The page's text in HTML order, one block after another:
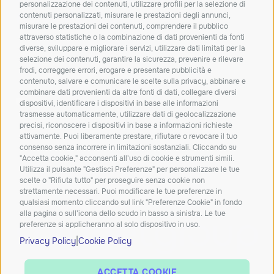
personalizzazione dei contenuti, utilizzare profili per la selezione di
contenuti personalizzati, misurare le prestazioni degli annunci,
misurare le prestazioni dei contenuti, comprendere il pubblico
attraverso statistiche o la combinazione di dati provenienti da fonti
diverse, sviluppare e migliorare i servizi, utilizzare dati limitati per la
selezione dei contenuti, garantire la sicurezza, prevenire e rilevare
frodi, correggere errori, erogare e presentare pubblicità e
contenuto, salvare e comunicare le scelte sulla privacy, abbinare e
combinare dati provenienti da altre fonti di dati, collegare diversi
dispositivi, identificare i dispositivi in base alle informazioni
trasmesse automaticamente, utilizzare dati di geolocalizzazione
precisi, riconoscere i dispositivi in base a informazioni richieste
attivamente. Puoi liberamente prestare, rifiutare o revocare il tuo
consenso senza incorrere in limitazioni sostanziali. Cliccando su
"Accetta cookie," acconsenti all'uso di cookie e strumenti simili.
Utilizza il pulsante "Gestisci Preferenze" per personalizzare le tue
scelte o "Rifiuta tutto" per proseguire senza cookie non
strettamente necessari. Puoi modificare le tue preferenze in
qualsiasi momento cliccando sul link "Preferenze Cookie" in fondo
alla pagina o sull'icona dello scudo in basso a sinistra. Le tue
preferenze si applicheranno al solo dispositivo in uso.
Privacy Policy Cookie Policy
newsletter!
Resta aggiornato su novità, soluzioni e
approfondimenti dal mondo IT.
Dichiaro di aver letto e accetto laprivacy policy
ISCRIVITI
Carta dei serviziQualità dei serviziConciliaWeb
Trasparenza tariffariaTrasparenza tecnica
Azienda beneficiaria del contributo nell’ambito del PR FESR
2021-2027